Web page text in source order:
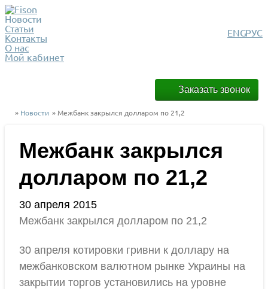
РУС
ENG
Новости
Статьи
Контакты
О нас
Мой кабинет
Заказать звонок
» Новости » Межбанк закрылся долларом по 21,2
Межбанк закрылся
долларом по 21,2
30 апреля 2015
Межбанк закрылся долларом по 21,2
30 апреля котировки гривни к доллару на
межбанковском валютном рынке Украины на
закрытии торгов установились на уровне